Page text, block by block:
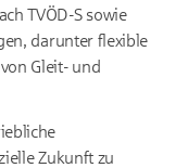
TVÖD-S sowie
darunter flexible
Gleit- und
Zukunft zu